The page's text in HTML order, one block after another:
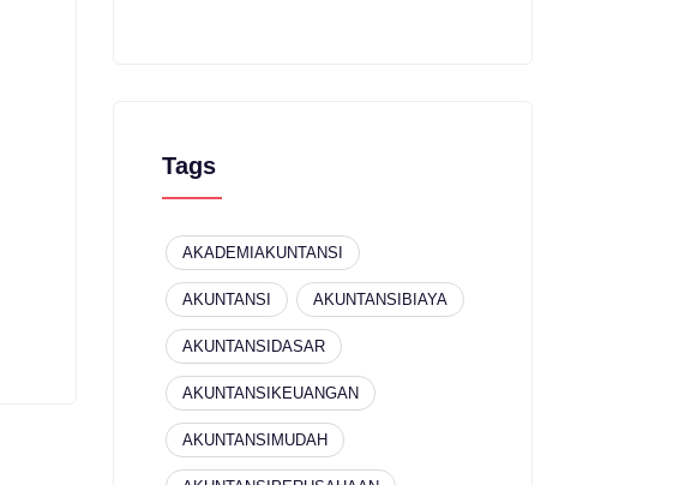
Tags
AKADEMIAKUNTANSI
AKUNTANSI AKUNTANSIBIAYA
AKUNTANSIDASAR
AKUNTANSIKEUANGAN
AKUNTANSIMUDAH